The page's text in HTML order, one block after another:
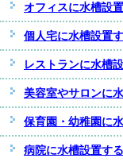
オフィスに水槽設
個人宅に水槽設置
レストランに水槽
美容室やサロンに
保育園・幼稚園に
病院に水槽設置す